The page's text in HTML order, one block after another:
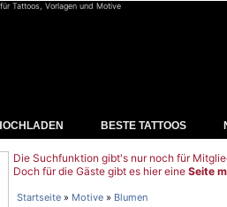
Tattoos, Vorlagen und Motive
BESTE TATTOOS
Die Suchfunktion gibt's nur noch für
Doch für die Gäste gibt es hier eine Seite
Startseite » Motive » Blumen